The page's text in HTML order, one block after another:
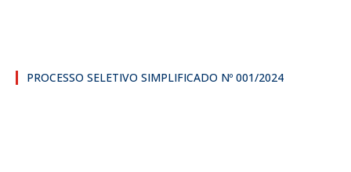
PROCESSO SELETIVO SIMPLIFICADO Nº 001/2024